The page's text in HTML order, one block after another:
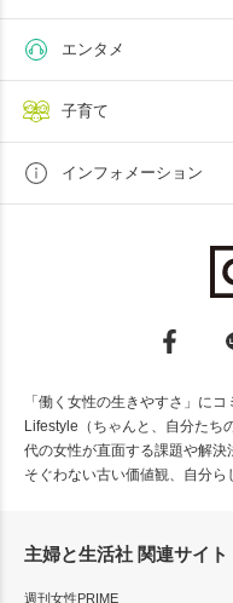
エンタメ
子育て
インフォメーション
「働く女性の生きやすさ」に
Lifestyle（ちゃんと、自分たち
代の女性が直面する課題や解
そぐわない古い価値観、自分ら
主婦と生活社 関連サイト
週刊女性PRIME